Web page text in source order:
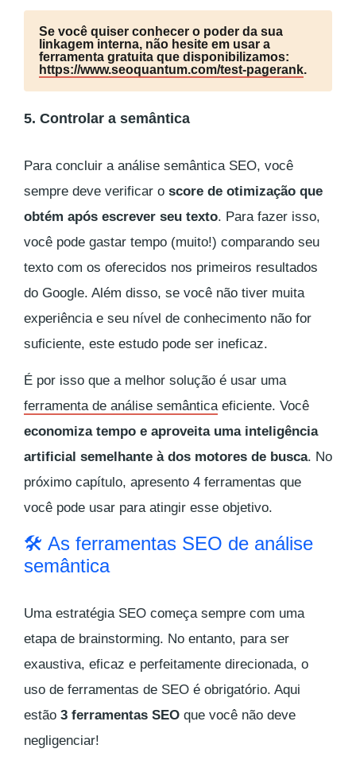
Se você quiser conhecer o poder da sua
linkagem interna, não hesite em usar a
ferramenta gratuita que disponibilizamos:
https://www.seoquantum.com/test-pagerank.
5. Controlar a semântica
Para concluir a análise semântica SEO, você
sempre deve verificar o score de otimização que
obtém após escrever seu texto. Para fazer isso,
você pode gastar tempo (muito!) comparando seu
texto com os oferecidos nos primeiros resultados
do Google. Além disso, se você não tiver muita
experiência e seu nível de conhecimento não for
suficiente, este estudo pode ser ineficaz.
É por isso que a melhor solução é usar uma
ferramenta de análise semânticaeficiente. Você
economiza tempo e aproveita uma inteligência
artificial semelhante à dos motores de busca. No
próximo capítulo, apresento 4 ferramentas que
você pode usar para atingir esse objetivo.
🛠 As ferramentas SEO de análise
semântica
Uma estratégia SEO começa sempre com uma
etapa de brainstorming. No entanto, para ser
exaustiva, eficaz e perfeitamente direcionada, o
uso de ferramentas de SEO é obrigatório. Aqui
estão 3 ferramentas SEO que você não deve
negligenciar!